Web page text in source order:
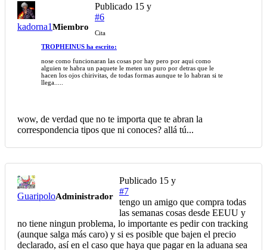
kadorna1Miembro
Publicado 15 y
#6
Cita
TROPHEINUS ha escrito:
nose como funcionaran las cosas por hay pero por aqui como
alguien te habra un paquete le meten un puro por detras que le
hacen los ojos chirivitas, de todas formas aunque te lo habran si te
llega.....
wow, de verdad que no te importa que te abran la
correspondencia tipos que ni conoces? allá tú...
GuaripoloAdministrador
Publicado 15 y
#7
tengo un amigo que compra todas
las semanas cosas desde EEUU y
no tiene ningun problema, lo importante es pedir con tracking
(aunque salga más caro) y si es posible que bajen el precio
declarado, así en el caso que haya que pagar en la aduana sea